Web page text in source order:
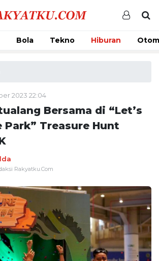
Bola Tekno Hiburan
2023 22:04
Bersama di “Let’s
Park” Treasure Hunt
Rakyatku.Com